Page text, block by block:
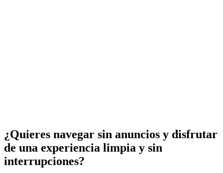
¿Quieres navegar sin anuncios y disfrutar
de una experiencia limpia y sin
interrupciones?